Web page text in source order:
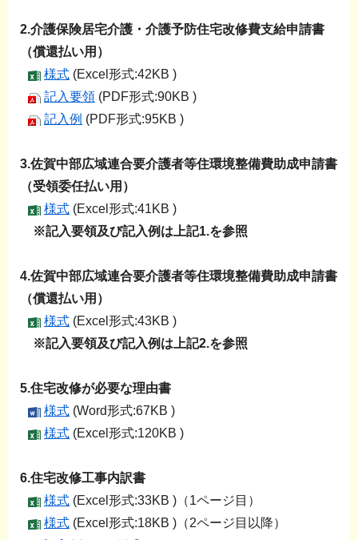
2.介護保険居宅介護・介護予防住宅改修費支給申請書
（償還払い用）
様式 (Excel形式:42KB )
記入要領 (PDF形式:90KB )
記入例 (PDF形式:95KB )
3.佐賀中部広域連合要介護者等住環境整備費助成申請書
（受領委任払い用）
様式 (Excel形式:41KB )
※記入要領及び記入例は上記1.を参照
4.佐賀中部広域連合要介護者等住環境整備費助成申請書
（償還払い用）
様式 (Excel形式:43KB )
※記入要領及び記入例は上記2.を参照
5.住宅改修が必要な理由書
様式 (Word形式:67KB )
様式 (Excel形式:120KB )
6.住宅改修工事内訳書
様式 (Excel形式:33KB )（1ページ目）
様式 (Excel形式:18KB )（2ページ目以降）